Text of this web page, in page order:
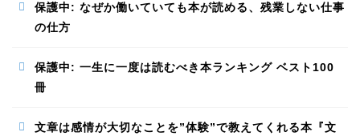
保護中: なぜか働いていても本が読める、残業しない仕事
の仕方
保護中: 一生に一度は読むべき本ランキング ベスト100
冊
文章は感情が大切なことを”体験”で教えてくれる本『文